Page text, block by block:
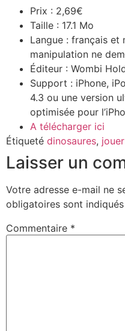
Prix : 2,69€
Taille : 17.1 Mo
Langue : français et
manipulation ne
Éditeur : Wombi
Support : iPhone,
4.3 ou une version
optimisée pour
A télécharger ici
Étiqueté dinosaures, jouer
Laisser un
Votre adresse e-mail ne
obligatoires sont
Commentaire *